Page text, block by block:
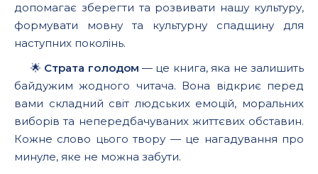
допомагає зберегти та розвивати нашу культуру,
формувати мовну та культурну спадщину для
наступних поколінь.
🌟 Страта голодом — це книга, яка не залишить
байдужим жодного читача. Вона відкриє перед
вами складний світ людських емоцій, моральних
виборів та непередбачуваних життєвих обставин.
Кожне слово цього твору — це нагадування про
минуле, яке не можна забути.